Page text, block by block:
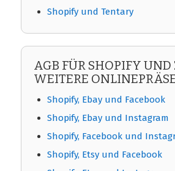
Shopify und Tentary
AGB FÜR SHOPIFY
WEITERE
Shopify, Ebay und Facebook
Shopify, Ebay und Instagram
Shopify, Facebook und
Shopify, Etsy und Facebook